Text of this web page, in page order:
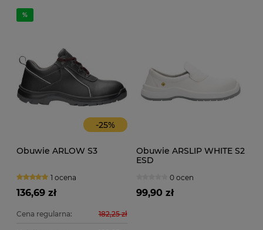
-25%
Obuwie ARLOW S3
1 ocena
136,69 zł
Cena regularna: 182,25 zł
Obuwie ARSLIP WHITE S2
ESD
0 ocen
99,90 zł